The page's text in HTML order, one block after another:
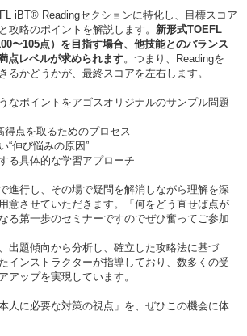
iBT® Readingセクションに特化し、目標スコア
攻略のポイントを解説します。 新形式TOEFL
〜105点）を目指す場合、他技能とのバランス
点レベルが求められます。つまり、Readingを
るかどうかが、最終スコアを左右します。
なポイントをアゴスオリジナルのサンプル問題
得点を取るためのプロセス
“伸び悩みの原因”
る具体的な学習アプローチ
進行し、その場で疑問を解消しながら理解を深
意させていただきます。「何をどう直せば点が
る第一歩のセミナーですのでぜひ奮ってご参加
出題傾向から分析し、確立した攻略法に基づ
インストラクターが指導しており、数多くの受
アップを実現しています。
人に必要な対策の視点」を、ぜひこの機会に体